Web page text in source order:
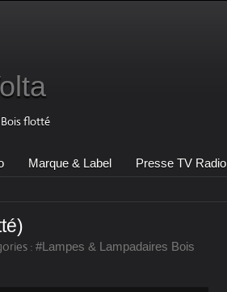
flotté
Marque & Label Presse TV Radio
: #Lampes & Lampadaires Bois